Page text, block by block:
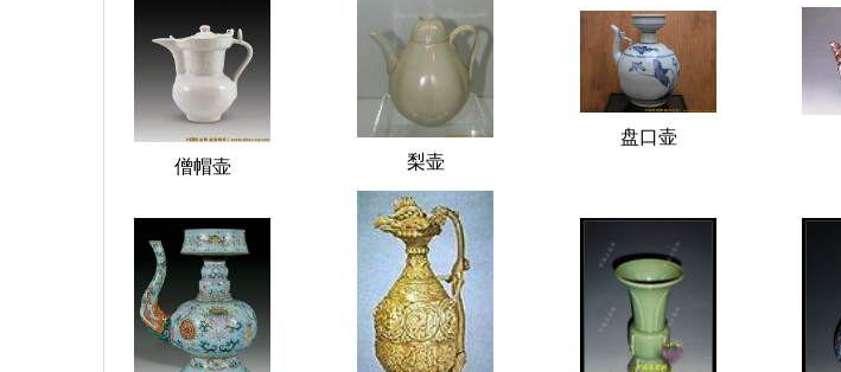
僧帽壶 梨壶
盘口壶